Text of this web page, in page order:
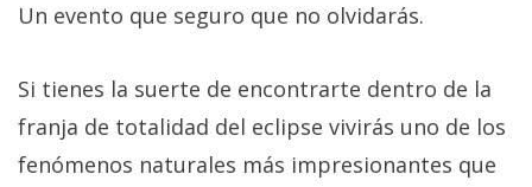
Un evento que seguro que no olvidarás.
Si tienes la suerte de encontrarte dentro de la
franja de totalidad del eclipse vivirás uno de los
fenómenos naturales más impresionantes que